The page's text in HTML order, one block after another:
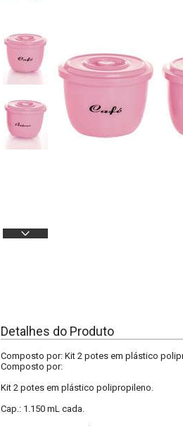
Detalhes do Produto
Composto por: Kit 2 potes em plástico
Composto por:
Kit 2 potes em plástico polipropileno.
Cap.: 1.150 mL cada.